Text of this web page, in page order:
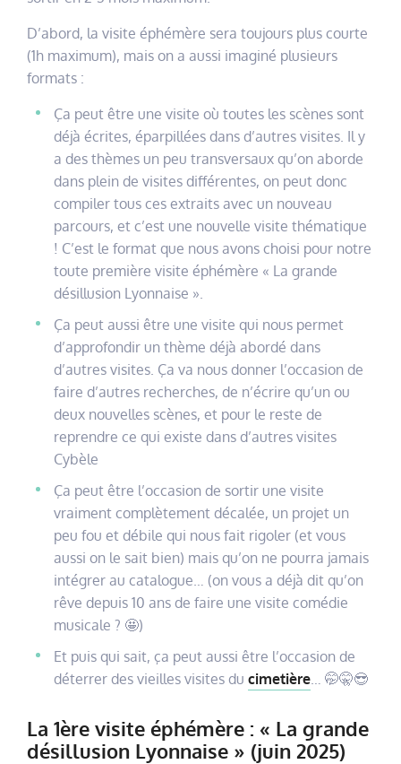
D’abord, la visite éphémère sera toujours plus courte
(1h maximum), mais on a aussi imaginé plusieurs
formats :
Ça peut être une visite où toutes les scènes sont
déjà écrites, éparpillées dans d’autres visites. Il y
a des thèmes un peu transversaux qu’on aborde
dans plein de visites différentes, on peut donc
compiler tous ces extraits avec un nouveau
parcours, et c’est une nouvelle visite thématique
! C’est le format que nous avons choisi pour notre
toute première visite éphémère « La grande
désillusion Lyonnaise ».
Ça peut aussi être une visite qui nous permet
d’approfondir un thème déjà abordé dans
d’autres visites. Ça va nous donner l’occasion de
faire d’autres recherches, de n’écrire qu’un ou
deux nouvelles scènes, et pour le reste de
reprendre ce qui existe dans d’autres visites
Cybèle
Ça peut être l’occasion de sortir une visite
vraiment complètement décalée, un projet un
peu fou et débile qui nous fait rigoler (et vous
aussi on le sait bien) mais qu’on ne pourra jamais
intégrer au catalogue… (on vous a déjà dit qu’on
rêve depuis 10 ans de faire une visite comédie
musicale ? 🤩)
Et puis qui sait, ça peut aussi être l’occasion de
déterrer des vieilles visites du cimetière… 🤭🤫😎
La 1ère visite éphémère : « La grande
désillusion Lyonnaise » (juin 2025)